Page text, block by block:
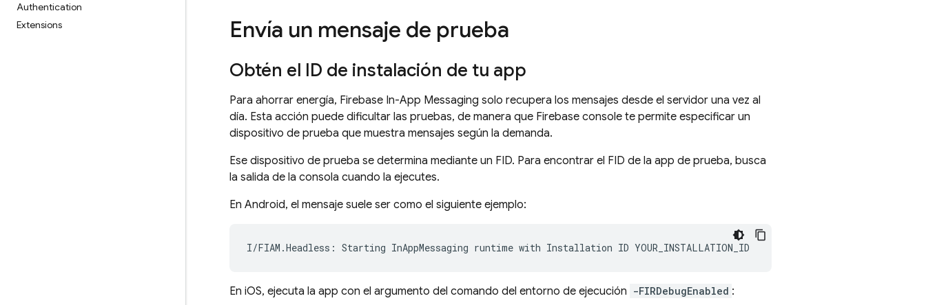
Authentication
Extensions
Envía un mensaje de prueba
Obtén el ID de instalación de tu app
Para ahorrar energía, Firebase In-App Messaging solo recupera los mensajes desde el servidor una vez al
día. Esta acción puede dificultar las pruebas, de manera que Firebase console te permite especificar un
dispositivo de prueba que muestra mensajes según la demanda.
Ese dispositivo de prueba se determina mediante un FID. Para encontrar el FID de la app de prueba, busca
la salida de la consola cuando la ejecutes.
En Android, el mensaje suele ser como el siguiente ejemplo:
En iOS, ejecuta la app con el argumento del comando del entorno de ejecución -FIRDebugEnabled :